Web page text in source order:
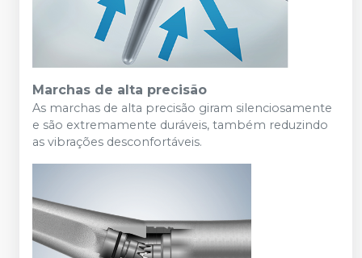
Marchas de alta precisão
As marchas de alta precisão giram silenciosamente
e são extremamente duráveis, também reduzindo
as vibrações desconfortáveis.